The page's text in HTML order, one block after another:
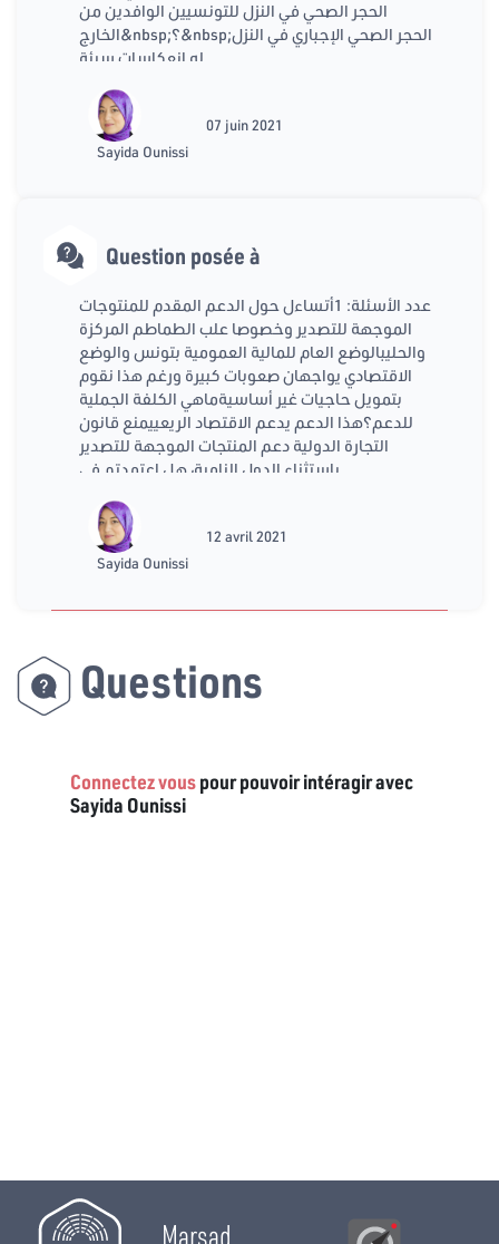
الحجر الصحي في النزل للتونسيين الوافدين من
الخارج&nbsp;؟&nbsp;الحجر الصحي الإجباري في النزل
له انعكاسات سيئة
Sayida Ounissi
07 juin 2021
Question posée à
عدد الأسئلة: 1أتساءل حول الدعم المقدم للمنتوجات
الموجهة للتصدير وخصوصا علب الطماطم المركزة
والحليبالوضع العام للمالية العمومية بتونس والوضع
الاقتصادي يواجهان صعوبات كبيرة ورغم هذا نقوم
بتمويل حاجيات غير أساسيةماهي الكلفة الجملية
للدعم؟هذا الدعم يدعم الاقتصاد الريعييمنع قانون
التجارة الدولية دعم المنتجات الموجهة للتصدير
باستثناء الدول النامية، هل اعتمدتم في
Sayida Ounissi
12 avril 2021
Questions
Connectez vouspour pouvoir intéragir avec
Sayida Ounissi
Marsad